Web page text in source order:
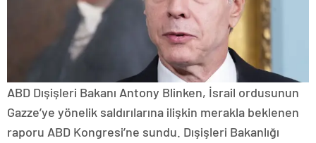
ABD Dışişleri Bakanı Antony Blinken, İsrail ordusunun
Gazze’ye yönelik saldırılarına ilişkin merakla beklenen
raporu ABD Kongresi’ne sundu. Dışişleri Bakanlığı